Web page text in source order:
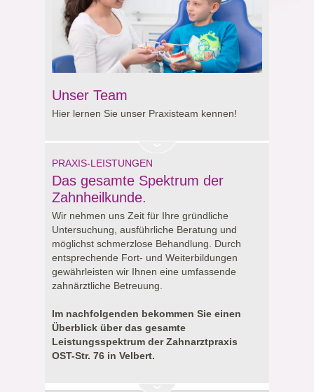
Unser Team
Hier lernen Sie unser Praxisteam kennen!
PRAXIS-LEISTUNGEN
Das gesamte Spektrum der
Zahnheilkunde.
Wir nehmen uns Zeit für Ihre gründliche
Untersuchung, ausführliche Beratung und
möglichst schmerzlose Behandlung. Durch
entsprechende Fort- und Weiterbildungen
gewährleisten wir Ihnen eine umfassende
zahnärztliche Betreuung.
Im nachfolgenden bekommen Sie einen
Überblick über das gesamte
Leistungsspektrum der Zahnarztpraxis
OST-Str. 76 in Velbert.